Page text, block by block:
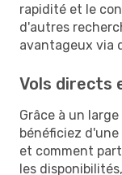
rapidité et le
d'autres
avantageux via
Vols directs
Grâce à un
bénéficiez
et comment
les